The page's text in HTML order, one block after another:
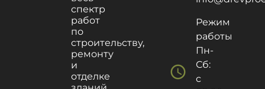
спектр
работ
по
строительству,
ремонту
и
отделке
schedule
Режим
работы
Пн-
Сб:
с